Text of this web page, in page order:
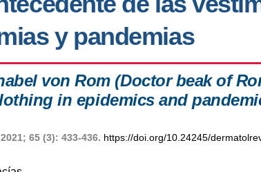
y pandemias
von Rom (Doctor beak of
in epidemics and
2021; 65 (3): 433-436. https://doi.org/10.24245/